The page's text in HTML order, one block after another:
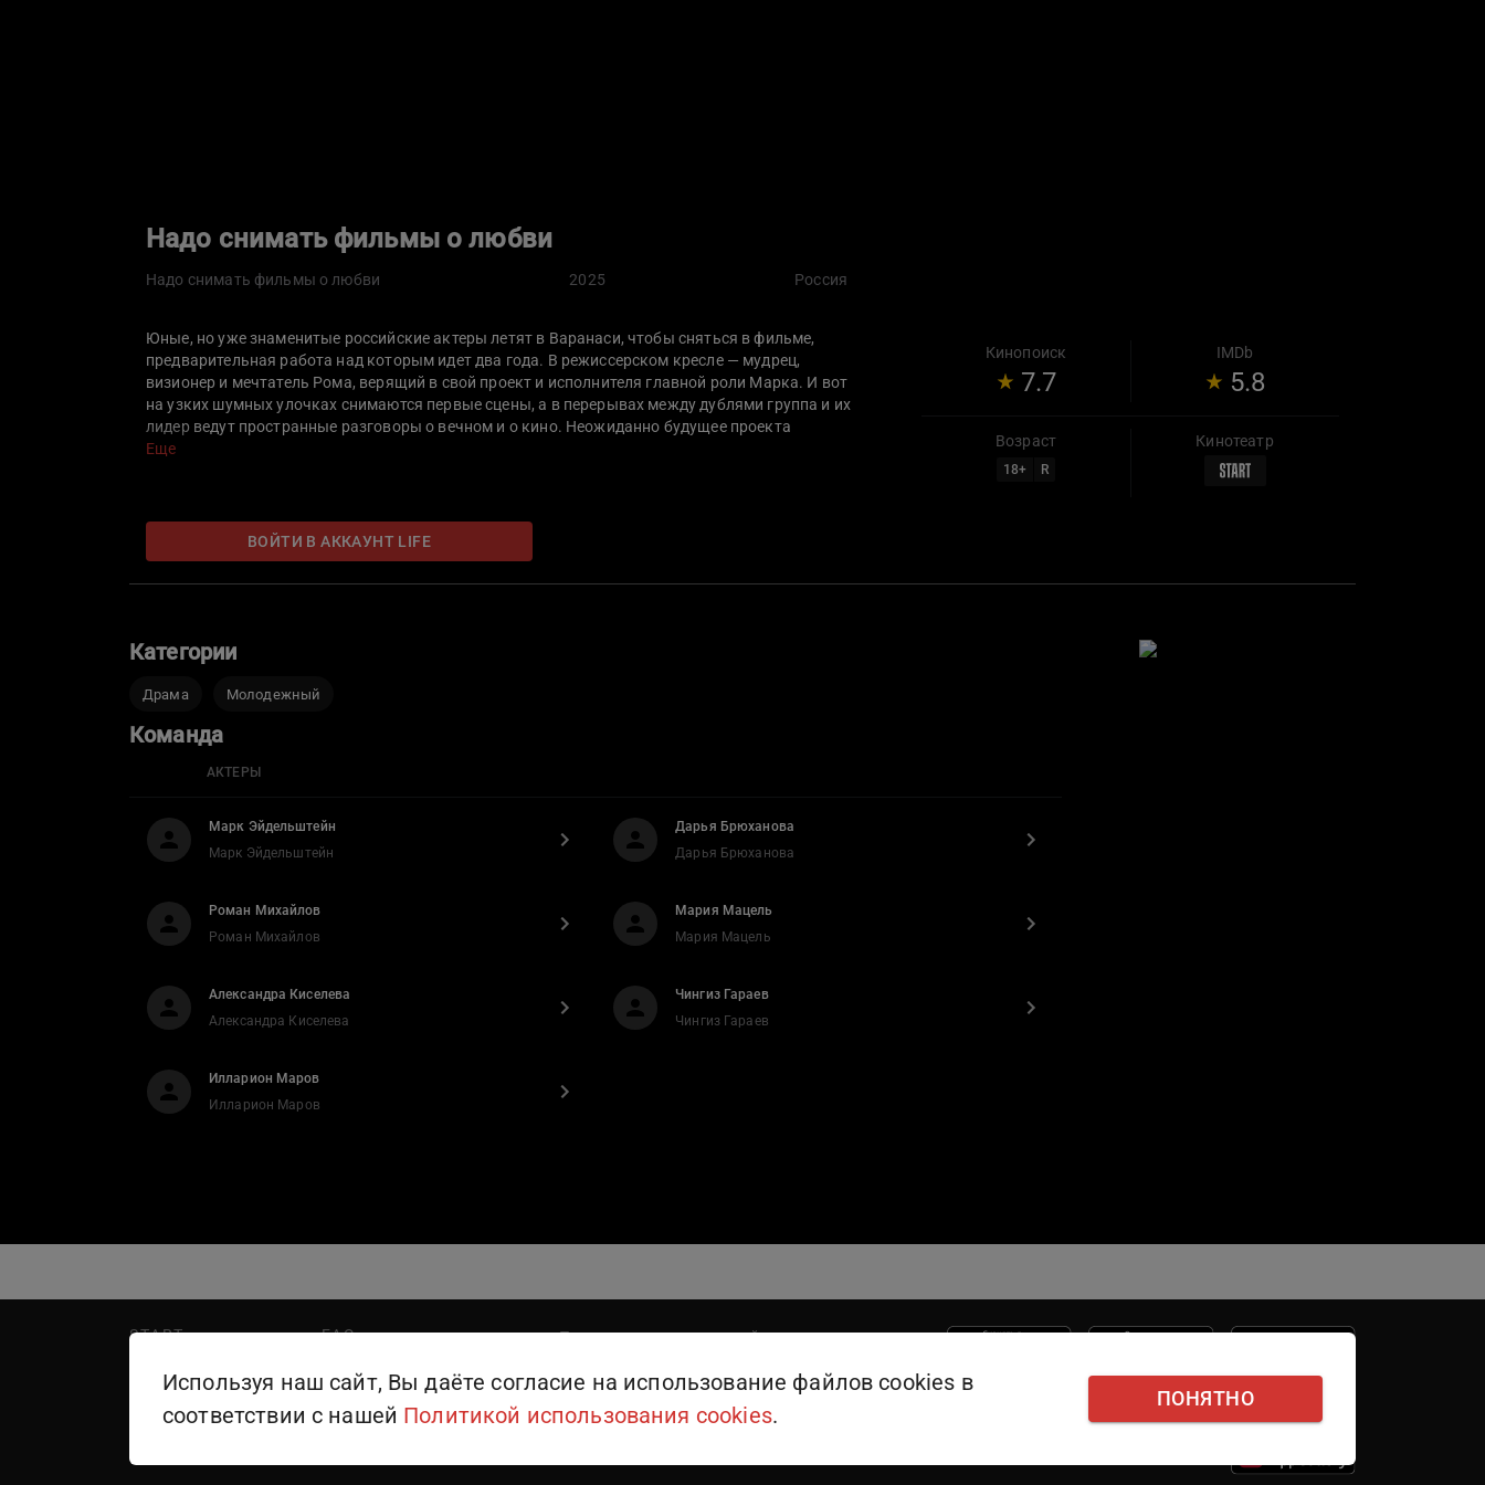
Надо снимать фильмы о любви
Надо снимать фильмы о любви 2025 Россия
Юные, но уже знаменитые российские актеры летят в Варанаси, чтобы сняться в фильме,
предварительная работа над которым идет два года. В режиссерском кресле — мудрец,
визионер и мечтатель Рома, верящий в свой проект и исполнителя главной роли Марка. И вот
на узких шумных улочках снимаются первые сцены, а в перерывах между дублями группа и их
лидер ведут пространные разговоры о вечном и о кино. Неожиданно будущее проекта
оказывается под угрозой: Марк влюбляется в прекрасную незнакомку и вместо съемок
Еще
Кинопоиск
7.7
IMDb
5.8
Возраст
18+ R
Кинотеатр
ВОЙТИ В АККАУНТ LIFE
Категории
Драма Молодежный
Команда
АКТЕРЫ
Марк Эйдельштейн
Марк Эйдельштейн
Дарья Брюханова
Дарья Брюханова
Роман Михайлов
Роман Михайлов
Мария Мацель
Мария Мацель
Александра Киселева
Александра Киселева
Чингиз Гараев
Чингиз Гараев
Илларион Маров
Илларион Маров
START
FAQ
Поддержка пользователей
Используя наш сайт, Вы даёте согласие на использование файлов cookies в
соответствии с нашей Политикой использования cookies.
ПОНЯТНО